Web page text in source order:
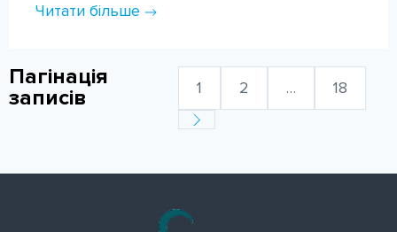
Читати більше
Пагінація
записів
1 2 … 18